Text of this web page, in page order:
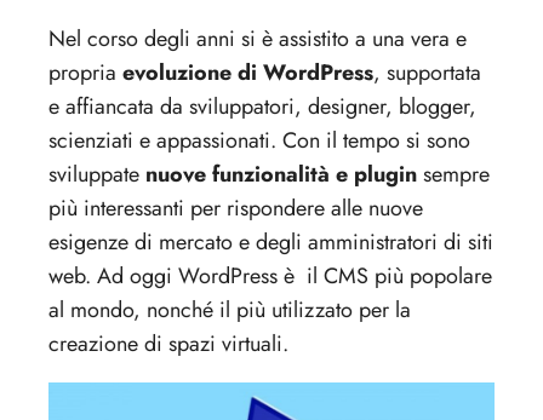
Nel corso degli anni si è assistito a una vera e
propria evoluzione di WordPress, supportata
e affiancata da sviluppatori, designer, blogger,
scienziati e appassionati. Con il tempo si sono
sviluppate nuove funzionalità e pluginsempre
più interessanti per rispondere alle nuove
esigenze di mercato e degli amministratori di siti
web. Ad oggi WordPress è il CMS più popolare
al mondo, nonché il più utilizzato per la
creazione di spazi virtuali.